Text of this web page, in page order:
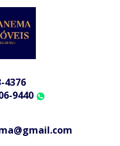
4376
9440